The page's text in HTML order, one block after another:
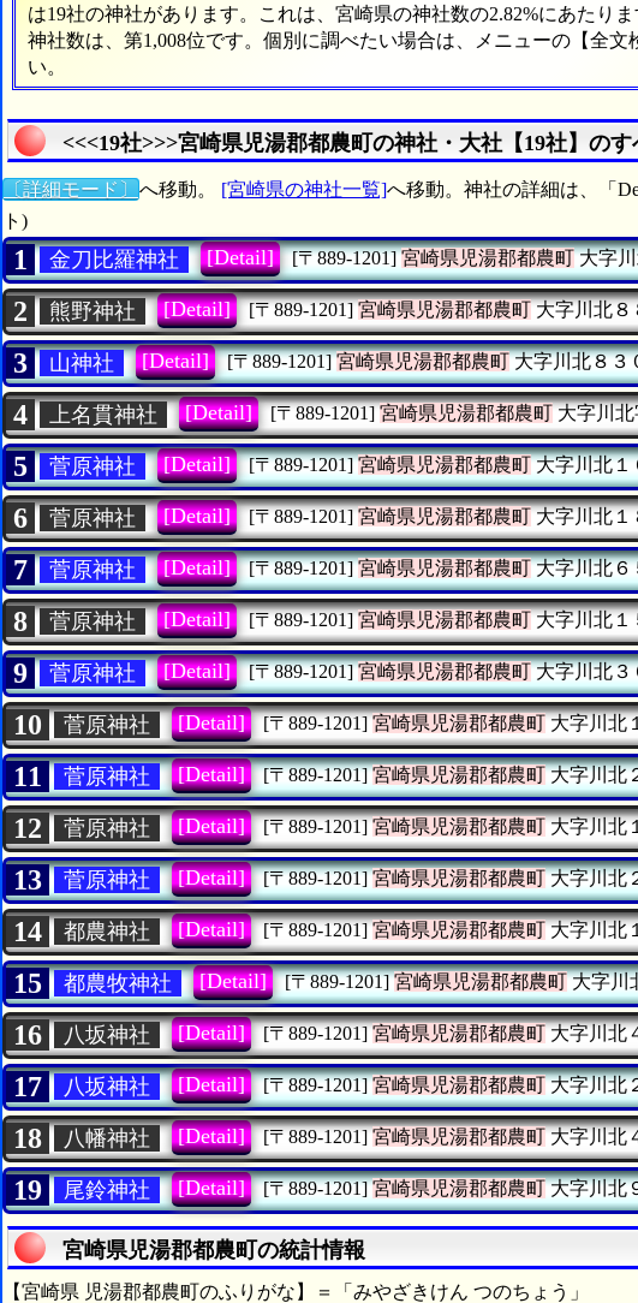
は19社の神社があります。これは、宮崎県の神社数の2.82%にあたり
神社数は、第1,008位です。個別に調べたい場合は、メニューの【全
い。
<<<19社>>>宮崎県児湯郡都農町の神社・大社【19社】の
〔詳細モード〕 へ移動。 [宮崎県の神社一覧]へ移動。神社の詳細は、「
ト)
1 金刀比羅神社 [Detail] [〒889-1201] 宮崎県児湯郡都農町大字川
2 熊野神社 [Detail] [〒889-1201] 宮崎県児湯郡都農町大字川北８
3 山神社 [Detail] [〒889-1201] 宮崎県児湯郡都農町大字川北８３
4 上名貫神社 [Detail] [〒889-1201] 宮崎県児湯郡都農町大字川北
5 菅原神社 [Detail] [〒889-1201] 宮崎県児湯郡都農町大字川北１
6 菅原神社 [Detail] [〒889-1201] 宮崎県児湯郡都農町大字川北１
7 菅原神社 [Detail] [〒889-1201] 宮崎県児湯郡都農町大字川北６
8 菅原神社 [Detail] [〒889-1201] 宮崎県児湯郡都農町大字川北１
9 菅原神社 [Detail] [〒889-1201] 宮崎県児湯郡都農町大字川北３
10 菅原神社 [Detail] [〒889-1201] 宮崎県児湯郡都農町大字川北
11 菅原神社 [Detail] [〒889-1201] 宮崎県児湯郡都農町大字川北
12 菅原神社 [Detail] [〒889-1201] 宮崎県児湯郡都農町大字川北
13 菅原神社 [Detail] [〒889-1201] 宮崎県児湯郡都農町大字川北
14 都農神社 [Detail] [〒889-1201] 宮崎県児湯郡都農町大字川北
15 都農牧神社 [Detail] [〒889-1201] 宮崎県児湯郡都農町大字川
16 八坂神社 [Detail] [〒889-1201] 宮崎県児湯郡都農町大字川北
17 八坂神社 [Detail] [〒889-1201] 宮崎県児湯郡都農町大字川北
18 八幡神社 [Detail] [〒889-1201] 宮崎県児湯郡都農町大字川北
19 尾鈴神社 [Detail] [〒889-1201] 宮崎県児湯郡都農町大字川北
宮崎県児湯郡都農町の統計情報
【宮崎県 児湯郡都農町のふりがな】＝「みやざきけん つのちょう」